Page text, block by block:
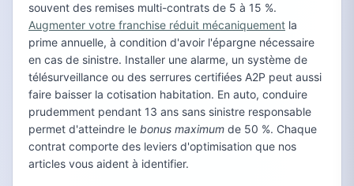
souvent des remises multi-contrats de 5 à 15 %.
Augmenter votre franchise réduit mécaniquement la
prime annuelle, à condition d'avoir l'épargne nécessaire
en cas de sinistre. Installer une alarme, un système de
télésurveillance ou des serrures certifiées A2P peut aussi
faire baisser la cotisation habitation. En auto, conduire
prudemment pendant 13 ans sans sinistre responsable
permet d'atteindre le bonus maximum de 50 %. Chaque
contrat comporte des leviers d'optimisation que nos
articles vous aident à identifier.